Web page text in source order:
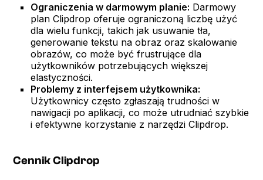
Ograniczenia w darmowym planie: Darmowy
plan Clipdrop oferuje ograniczoną liczbę użyć
dla wielu funkcji, takich jak usuwanie tła,
generowanie tekstu na obraz oraz skalowanie
obrazów, co może być frustrujące dla
użytkowników potrzebujących większej
elastyczności.
Problemy z interfejsem użytkownika:
Użytkownicy często zgłaszają trudności w
nawigacji po aplikacji, co może utrudniać szybkie
i efektywne korzystanie z narzędzi Clipdrop.
Cennik Clipdrop